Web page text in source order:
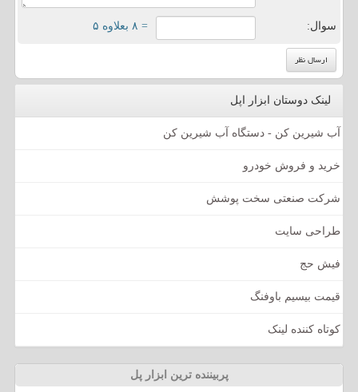
سوال: = ۸ بعلاوه ۵
لینک دوستان ابزار اپل
آب شیرین کن - دستگاه آب شیرین کن
خرید و فروش خودرو
شرکت صنعتی سخت پوشش
طراحی سایت
فیش حج
قیمت بیسیم باوفنگ
کوتاه کننده لینک
پربیننده ترین ابزار پل